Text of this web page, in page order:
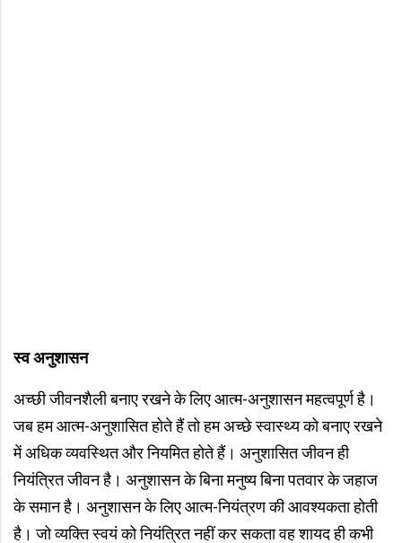
स्व अनुशासन
अच्छी जीवनशैली बनाए रखने के लिए आत्म-अनुशासन महत्वपूर्ण है।
जब हम आत्म-अनुशासित होते हैं तो हम अच्छे स्वास्थ्य को बनाए रखने
में अधिक व्यवस्थित और नियमित होते हैं। अनुशासित जीवन ही
नियंत्रित जीवन है। अनुशासन के बिना मनुष्य बिना पतवार के जहाज
के समान है। अनुशासन के लिए आत्म-नियंत्रण की आवश्यकता होती
है। जो व्यक्ति स्वयं को नियंत्रित नहीं कर सकता वह शायद ही कभी